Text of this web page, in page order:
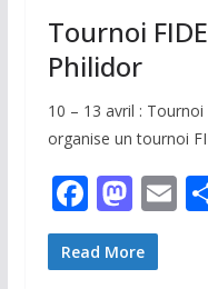
Tournoi
Philidor
10 – 13 avril :
organise un tournoi
F
ac
e
M
as
to
E
Read More